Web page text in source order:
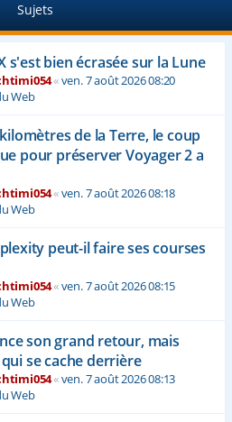
Sujets
s'est bien écrasée sur la Lune
«ven. 7 août 2026 08:20
Web
de la Terre, le coup
pour préserver Voyager 2 a
«ven. 7 août 2026 08:18
Web
peut-il faire ses courses
«ven. 7 août 2026 08:15
Web
son grand retour, mais
se cache derrière
«ven. 7 août 2026 08:13
Web